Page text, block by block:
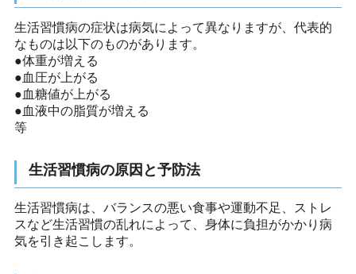
生活習慣病の症状は病気によって異なりますが、代表的
なものは以下のものがあります。
●体重が増える
●血圧が上がる
●血糖値が上がる
●血液中の脂質が増える
等
生活習慣病の原因と予防法
生活習慣病は、バランスの悪い食事や運動不足、ストレ
スなど生活習慣の乱れによって、身体に負担がかかり病
気を引き起こします。